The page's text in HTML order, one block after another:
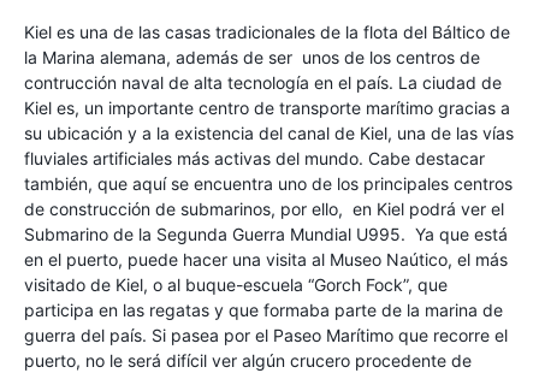
Kiel es una de las casas tradicionales de la flota del Báltico de
la Marina alemana, además de ser unos de los centros de
contrucción naval de alta tecnología en el país. La ciudad de
Kiel es, un importante centro de transporte marítimo gracias a
su ubicación y a la existencia del canal de Kiel, una de las vías
fluviales artificiales más activas del mundo. Cabe destacar
también, que aquí se encuentra uno de los principales centros
de construcción de submarinos, por ello, en Kiel podrá ver el
Submarino de la Segunda Guerra Mundial U995. Ya que está
en el puerto, puede hacer una visita al Museo Naútico, el más
visitado de Kiel, o al buque-escuela “Gorch Fock”, que
participa en las regatas y que formaba parte de la marina de
guerra del país. Si pasea por el Paseo Marítimo que recorre el
puerto, no le será difícil ver algún crucero procedente de